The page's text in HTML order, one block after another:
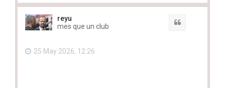
p
reyu
mes que un club
25 May 2026, 12:26